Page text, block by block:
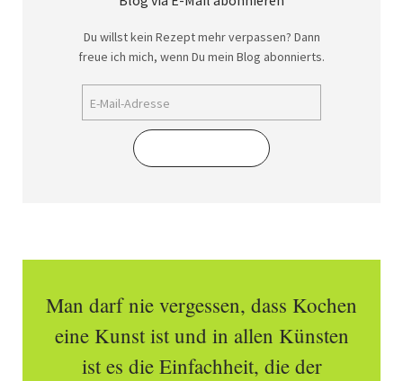
Du willst kein Rezept mehr verpassen? Dann
freue ich mich, wenn Du mein Blog abonnierts.
Man darf nie vergessen, dass Kochen
eine Kunst ist und in allen Künsten
ist es die Einfachheit, die der